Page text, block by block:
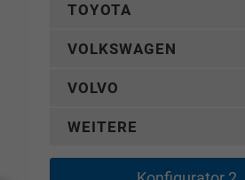
TOYOTA
VOLKSWAGEN
VOLVO
WEITERE